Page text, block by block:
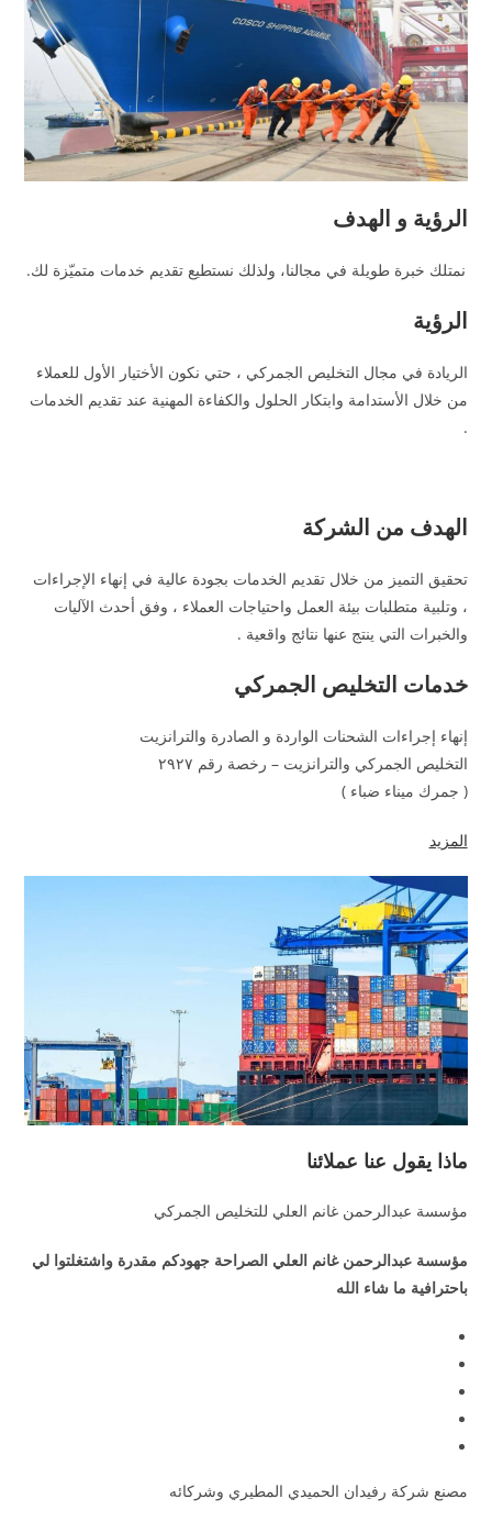
الرؤية و الهدف
نمتلك خبرة طويلة في مجالنا، ولذلك نستطيع تقديم خدمات متميّزة لك.
الرؤية
الريادة في مجال التخليص الجمركي ، حتي نكون الأختيار الأول للعملاء
من خلال الأستدامة وابتكار الحلول والكفاءة المهنية عند تقديم الخدمات
.
الهدف من الشركة
تحقيق التميز من خلال تقديم الخدمات بجودة عالية في إنهاء الإجراءات
، وتلبية متطلبات بيئة العمل واحتياجات العملاء ، وفق أحدث الآليات
والخبرات التي ينتج عنها نتائج واقعية .
خدمات التخليص الجمركي
إنهاء إجراءات الشحنات الواردة و الصادرة والترانزيت
التخليص الجمركي والترانزيت – رخصة رقم ٢٩٢٧
( جمرك ميناء ضباء )
المزيد
ماذا يقول عنا عملائنا
مؤسسة عبدالرحمن غانم العلي للتخليص الجمركي
مؤسسة عبدالرحمن غانم العلي الصراحة جهودكم مقدرة واشتغلتوا لي
باحترافية ما شاء الله
مصنع شركة رفيدان الحميدي المطيري وشركائه